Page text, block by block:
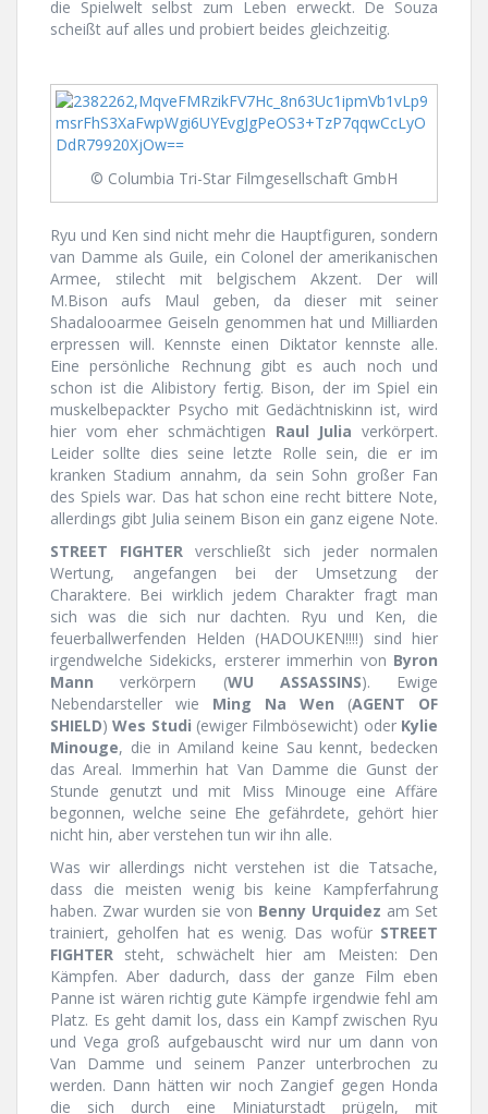
die Spielwelt selbst zum Leben erweckt. De Souza
scheißt auf alles und probiert beides gleichzeitig.
© Columbia Tri-Star Filmgesellschaft GmbH
Ryu und Ken sind nicht mehr die Hauptfiguren, sondern
van Damme als Guile, ein Colonel der amerikanischen
Armee, stilecht mit belgischem Akzent. Der will
M.Bison aufs Maul geben, da dieser mit seiner
Shadalooarmee Geiseln genommen hat und Milliarden
erpressen will. Kennste einen Diktator kennste alle.
Eine persönliche Rechnung gibt es auch noch und
schon ist die Alibistory fertig. Bison, der im Spiel ein
muskelbepackter Psycho mit Gedächtniskinn ist, wird
hier vom eher schmächtigen Raul Julia verkörpert.
Leider sollte dies seine letzte Rolle sein, die er im
kranken Stadium annahm, da sein Sohn großer Fan
des Spiels war. Das hat schon eine recht bittere Note,
allerdings gibt Julia seinem Bison ein ganz eigene Note.
STREET FIGHTER verschließt sich jeder normalen
Wertung, angefangen bei der Umsetzung der
Charaktere. Bei wirklich jedem Charakter fragt man
sich was die sich nur dachten. Ryu und Ken, die
feuerballwerfenden Helden (HADOUKEN!!!!) sind hier
irgendwelche Sidekicks, ersterer immerhin von Byron
Mann verkörpern (WU ASSASSINS). Ewige
Nebendarsteller wie Ming Na Wen (AGENT OF
SHIELD)Wes Studi (ewiger Filmbösewicht) oder Kylie
Minouge, die in Amiland keine Sau kennt, bedecken
das Areal. Immerhin hat Van Damme die Gunst der
Stunde genutzt und mit Miss Minouge eine Affäre
begonnen, welche seine Ehe gefährdete, gehört hier
nicht hin, aber verstehen tun wir ihn alle.
Was wir allerdings nicht verstehen ist die Tatsache,
dass die meisten wenig bis keine Kampferfahrung
haben. Zwar wurden sie von Benny Urquidez am Set
trainiert, geholfen hat es wenig. Das wofür STREET
FIGHTER steht, schwächelt hier am Meisten: Den
Kämpfen. Aber dadurch, dass der ganze Film eben
Panne ist wären richtig gute Kämpfe irgendwie fehl am
Platz. Es geht damit los, dass ein Kampf zwischen Ryu
und Vega groß aufgebauscht wird nur um dann von
Van Damme und seinem Panzer unterbrochen zu
werden. Dann hätten wir noch Zangief gegen Honda
die sich durch eine Miniaturstadt prügeln, mit